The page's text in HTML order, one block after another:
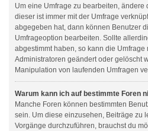
Um eine Umfrage zu bearbeiten, ändere
dieser ist immer mit der Umfrage
abgegeben hat, dann können Benutzer
Umfrageoption bearbeiten. Sollte
abgestimmt haben, so kann die
Administratoren geändert oder gelöscht
Manipulation von laufenden Umfragen
Warum kann ich auf bestimmte Foren
Manche Foren können bestimmten
sein. Um diese einzusehen, Beiträge zu
Vorgänge durchzuführen, brauchst du